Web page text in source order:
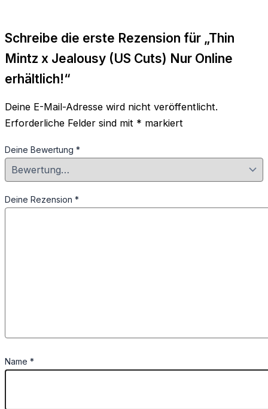
Schreibe die erste Rezension für „Thin
Mintz x Jealousy (US Cuts) Nur Online
erhältlich!“
Deine E-Mail-Adresse wird nicht veröffentlicht.
Erforderliche Felder sind mit * markiert
Deine Bewertung *
Deine Rezension *
Name *